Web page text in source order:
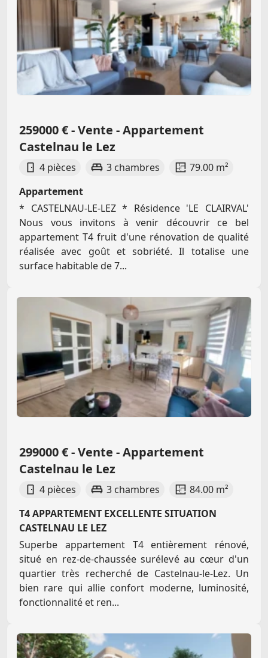
259000 € - Vente - Appartement
Castelnau le Lez
4 pièces 3 chambres
79.00 m²
Appartement
* CASTELNAU-LE-LEZ * Résidence 'LE CLAIRVAL'
Nous vous invitons à venir découvrir ce bel
appartement T4 fruit d'une rénovation de qualité
réalisée avec goût et sobriété. Il totalise une
surface habitable de 7...
299000 € - Vente - Appartement
Castelnau le Lez
4 pièces 3 chambres
84.00 m²
T4 APPARTEMENT EXCELLENTE SITUATION
CASTELNAU LE LEZ
Superbe appartement T4 entièrement rénové,
situé en rez-de-chaussée surélevé au cœur d'un
quartier très recherché de Castelnau-le-Lez. Un
bien rare qui allie confort moderne, luminosité,
fonctionnalité et ren...